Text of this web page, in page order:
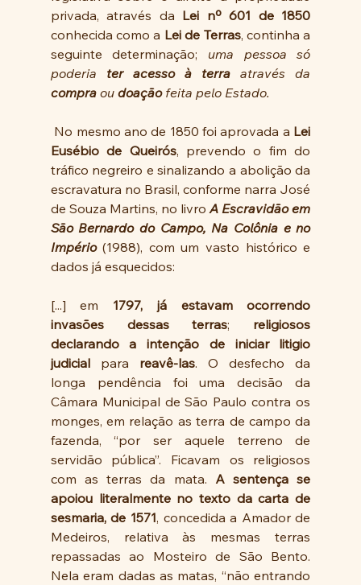
privada, através da Lei nº 601 de 1850
conhecida como a Lei de Terras, continha a
seguinte determinação; uma pessoa só
poderia ter acesso à terra
compra ou doação feita pelo Estado.
No mesmo ano de 1850 foi aprovada a Lei
Eusébio de Queirós, prevendo o fim do
tráfico negreiro e sinalizando a abolição da
escravatura no Brasil, conforme narra José
de Souza Martins, no livro A Escravidão em
São Bernardo do Campo, Na Colônia e no
Império (1988), com um vasto histórico e
dados já esquecidos:
[...] em 1797, já estavam ocorrendo
invasões dessas terras; religiosos
declarando a intenção de iniciar litigio
judicial para reavê-las. O desfecho da
longa pendência foi uma decisão da
Câmara Municipal de São Paulo contra os
monges, em relação as terra de campo da
fazenda, “por ser aquele terreno de
servidão pública”. Ficavam os religiosos
com as terras da mata. A sentença se
apoiou literalmente no texto da carta de
sesmaria, de 1571, concedida a Amador de
Medeiros, relativa às mesmas terras
repassadas ao Mosteiro de São Bento.
Nela eram dadas as matas, “não entrando